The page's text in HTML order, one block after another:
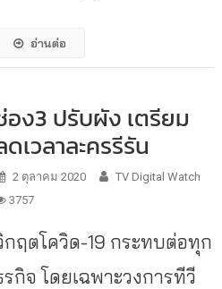
อ่านต่อ
อง3 ปรับผัง เตรียม
ดเวลาละครรีรัน
2 ตุลาคม 2020
TV Digital Watch
3757
กฤตโควิด-19 กระทบต่อทุก
รกิจ โดยเฉพาะวงการทีวี